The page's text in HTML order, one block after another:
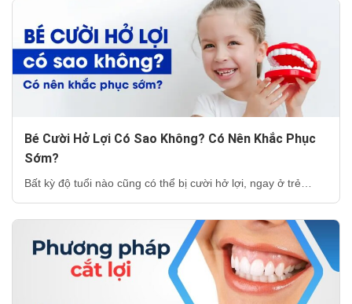
Bé Cười Hở Lợi Có Sao Không? Có Nên Khắc Phục
Sớm?
Bất kỳ độ tuổi nào cũng có thể bị cười hở lợi, ngay ở trẻ…